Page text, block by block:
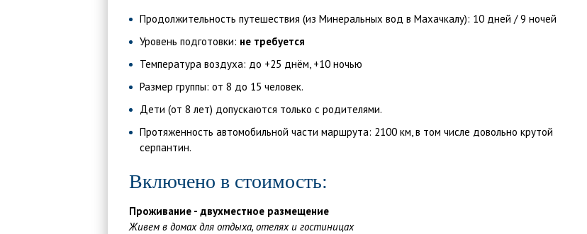
Продолжительность путешествия (из Минеральных вод в Махачкалу): 10 дней / 9 ночей
Уровень подготовки: не требуется
Температура воздуха: до +25 днём, +10 ночью
Размер группы: от 8 до 15 человек.
Дети (от 8 лет) допускаются только с родителями.
Протяженность автомобильной части маршрута: 2100 км,в том числе довольно крутой
серпантин.
Включено в стоимость:
Проживание - двухместное размещение
Живем в домах для отдыха, отелях и гостиницах